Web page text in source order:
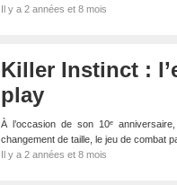
Il y a 2 années et 8 mois
Killer Instinct :
play
À l’occasion de son 10ᵉ
changement de taille, le jeu de combat
Il y a 2 années et 8 mois